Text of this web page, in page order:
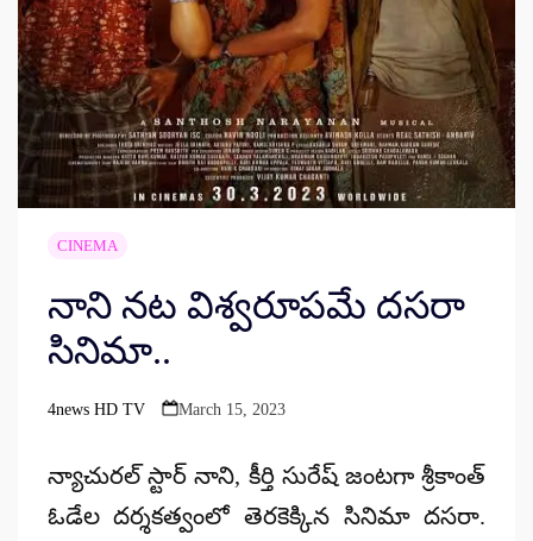
CINEMA
నాని నట విశ్వరూపమే దసరా
సినిమా..
Posted
4news HD TV March 15, 2023
న్యాచురల్ స్టార్ నాని, కీర్తి సురేష్ జంటగా శ్రీకాంత్
ఓడేల దర్శకత్వంలో తెరకెక్కిన సినిమా దసరా.